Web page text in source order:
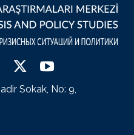
Sokak, No: 9,